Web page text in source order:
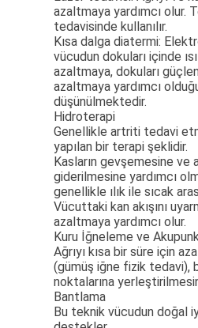
azaltmaya yardımcı olur.
tedavisinde kullanılır.
Kısa dalga diatermi:
vücudun dokuları içinde
azaltmaya, dokuları
azaltmaya yardımcı
düşünülmektedir.
Hidroterapi
Genellikle artriti tedavi
yapılan bir terapi şeklidir.
Kasların gevşemesine ve
giderilmesine yardımcı
genellikle ılık ile sıcak
Vücuttaki kan akışını
azaltmaya yardımcı olur.
Kuru İğneleme ve
Ağrıyı kısa bir süre için
(gümüş iğne fizik tedavi),
noktalarına
Bantlama
Bu teknik vücudun doğal